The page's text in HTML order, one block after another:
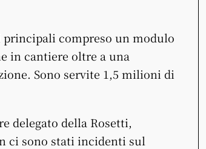
compreso un modulo
in cantiere oltre a una
Sono servite 1,5 milioni di
delegato della Rosetti,
ci sono stati incidenti sul